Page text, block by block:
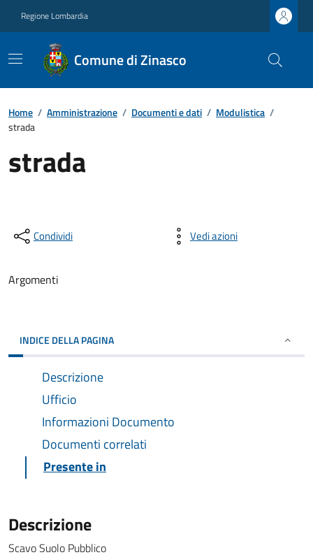
Regione Lombardia
Comune di Zinasco
Home / Amministrazione / Documenti e dati / Modulistica /
strada
strada
Condividi Vedi azioni
Argomenti
INDICE DELLA PAGINA
Descrizione
Ufficio
Informazioni Documento
Documenti correlati
Presente in
Descrizione
Scavo Suolo Pubblico